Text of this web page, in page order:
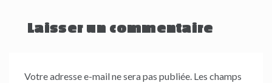
Laisser un commentaire
Votre adresse e-mail ne sera pas publiée. Les champs